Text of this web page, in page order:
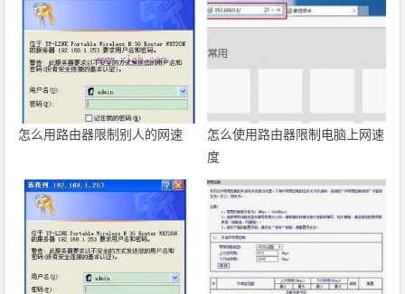
怎么用路由器限制别人的网速
怎么使用路由器限制电脑上网速
度